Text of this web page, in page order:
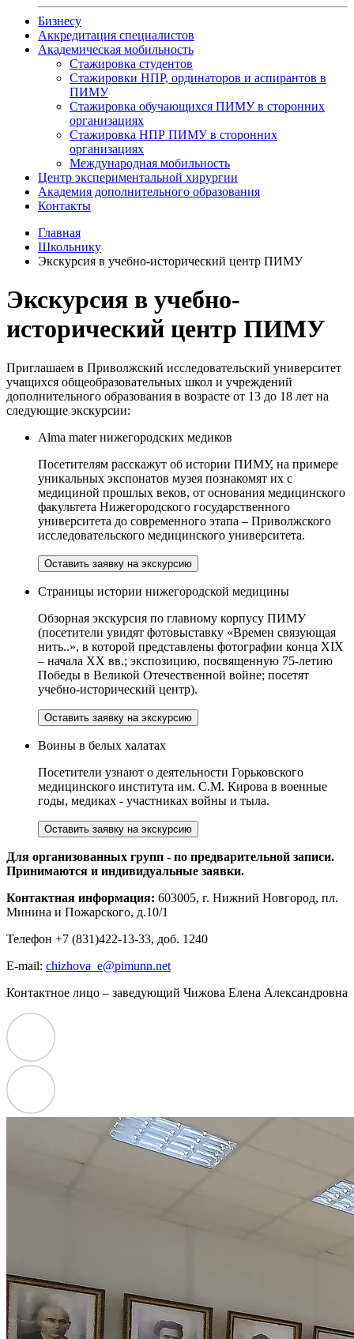
Бизнесу
Аккредитация специалистов
Академическая мобильность
Стажировка студентов
Стажировки НПР, ординаторов и аспирантов в
ПИМУ
Стажировка обучающихся ПИМУ в сторонних
организациях
Стажировка НПР ПИМУ в сторонних
организациях
Международная мобильность
Центр экспериментальной хирургии
Академия дополнительного образования
Контакты
Главная
Школьнику
Экскурсия в учебно-исторический центр ПИМУ
Экскурсия в учебно-
исторический центр ПИМУ
Приглашаем в Приволжский исследовательский университет
учащихся общеобразовательных школ и учреждений
дополнительного образования в возрасте от 13 до 18 лет на
следующие экскурсии:
Alma mater нижегородских медиков
Посетителям расскажут об истории ПИМУ, на примере
уникальных экспонатов музея познакомят их с
медициной прошлых веков, от основания медицинского
факультета Нижегородского государственного
университета до современного этапа – Приволжского
исследовательского медицинского университета.
Оставить заявку на экскурсию
Страницы истории нижегородской медицины
Обзорная экскурсия по главному корпусу ПИМУ
(посетители увидят фотовыставку «Времен связующая
нить..», в которой представлены фотографии конца XIX
– начала ХХ вв.; экспозицию, посвященную 75-летию
Победы в Великой Отечественной войне; посетят
учебно-исторический центр).
Оставить заявку на экскурсию
Воины в белых халатах
Посетители узнают о деятельности Горьковского
медицинского института им. С.М. Кирова в военные
годы, медиках - участниках войны и тыла.
Оставить заявку на экскурсию
Для организованных групп - по предварительной записи.
Принимаются и индивидуальные заявки.
Контактная информация: 603005, г. Нижний Новгород, пл.
Минина и Пожарского, д.10/1
Телефон +7 (831)422-13-33, доб. 1240
E-mail: chizhova_e@pimunn.net
Контактное лицо – заведующий Чижова Елена Александровна